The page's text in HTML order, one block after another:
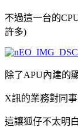
不過這一台的
許多)
除了APU內建的
X訊的業務對同
這讓狐仔不太明